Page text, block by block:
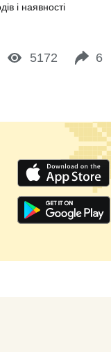
і наявності
5172 6